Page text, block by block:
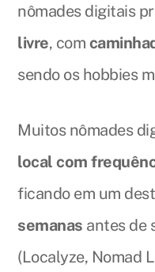
nômades digitais
livre, com
sendo os hobbies
Muitos nômades
local com
ficando em um
semanas antes de
(Localyze, Nomad